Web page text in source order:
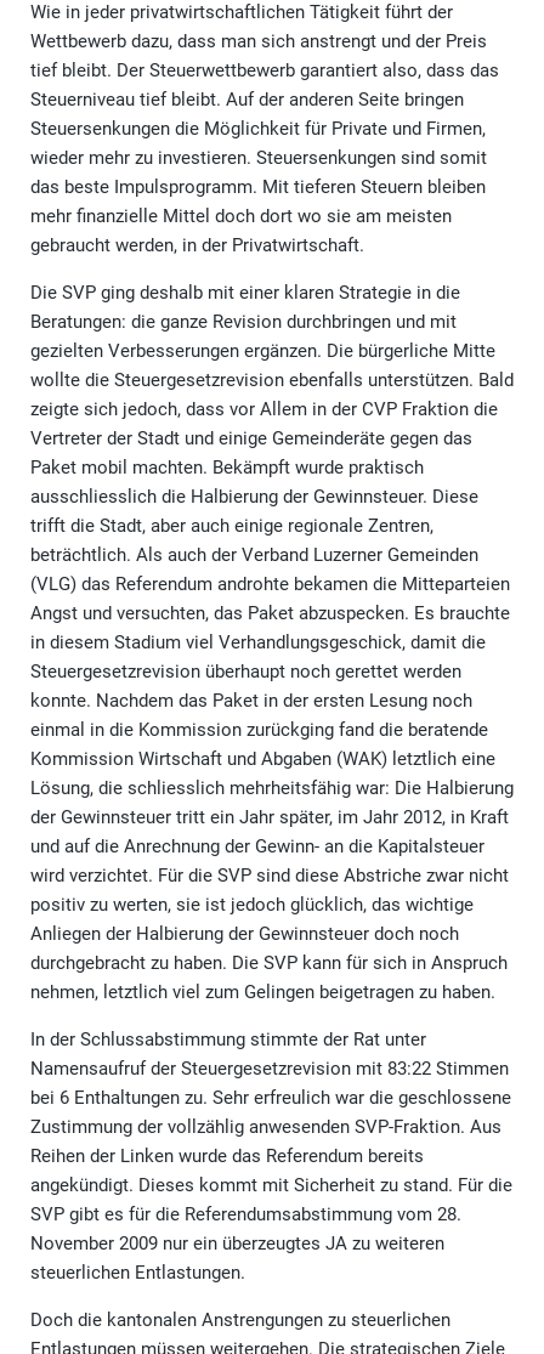
Wie in jeder privatwirtschaftlichen Tätigkeit führt der
Wettbewerb dazu, dass man sich anstrengt und der Preis
tief bleibt. Der Steuerwettbewerb garantiert also, dass das
Steuerniveau tief bleibt. Auf der anderen Seite bringen
Steuersenkungen die Möglichkeit für Private und Firmen,
wieder mehr zu investieren. Steuersenkungen sind somit
das beste Impulsprogramm. Mit tieferen Steuern bleiben
mehr finanzielle Mittel doch dort wo sie am meisten
gebraucht werden, in der Privatwirtschaft.
Die SVP ging deshalb mit einer klaren Strategie in die
Beratungen: die ganze Revision durchbringen und mit
gezielten Verbesserungen ergänzen. Die bürgerliche Mitte
wollte die Steuergesetzrevision ebenfalls unterstützen. Bald
zeigte sich jedoch, dass vor Allem in der CVP Fraktion die
Vertreter der Stadt und einige Gemeinderäte gegen das
Paket mobil machten. Bekämpft wurde praktisch
ausschliesslich die Halbierung der Gewinnsteuer. Diese
trifft die Stadt, aber auch einige regionale Zentren,
beträchtlich. Als auch der Verband Luzerner Gemeinden
(VLG) das Referendum androhte bekamen die Mitteparteien
Angst und versuchten, das Paket abzuspecken. Es brauchte
in diesem Stadium viel Verhandlungsgeschick, damit die
Steuergesetzrevision überhaupt noch gerettet werden
konnte. Nachdem das Paket in der ersten Lesung noch
einmal in die Kommission zurückging fand die beratende
Kommission Wirtschaft und Abgaben (WAK) letztlich eine
Lösung, die schliesslich mehrheitsfähig war: Die Halbierung
der Gewinnsteuer tritt ein Jahr später, im Jahr 2012, in Kraft
und auf die Anrechnung der Gewinn- an die Kapitalsteuer
wird verzichtet. Für die SVP sind diese Abstriche zwar nicht
positiv zu werten, sie ist jedoch glücklich, das wichtige
Anliegen der Halbierung der Gewinnsteuer doch noch
durchgebracht zu haben. Die SVP kann für sich in Anspruch
nehmen, letztlich viel zum Gelingen beigetragen zu haben.
In der Schlussabstimmung stimmte der Rat unter
Namensaufruf der Steuergesetzrevision mit 83:22 Stimmen
bei 6 Enthaltungen zu. Sehr erfreulich war die geschlossene
Zustimmung der vollzählig anwesenden SVP-Fraktion. Aus
Reihen der Linken wurde das Referendum bereits
angekündigt. Dieses kommt mit Sicherheit zu stand. Für die
SVP gibt es für die Referendumsabstimmung vom 28.
November 2009 nur ein überzeugtes JA zu weiteren
steuerlichen Entlastungen.
Doch die kantonalen Anstrengungen zu steuerlichen
Entlastungen müssen weitergehen. Die strategischen Ziele